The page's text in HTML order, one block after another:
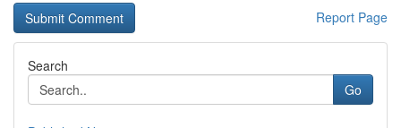
Report Page
Search
Go